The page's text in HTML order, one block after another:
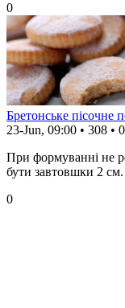
0
Бретонське
23-Jun, 09:00 • 308 • 0
При формуванні не
бути завтовшки 2 см.
0